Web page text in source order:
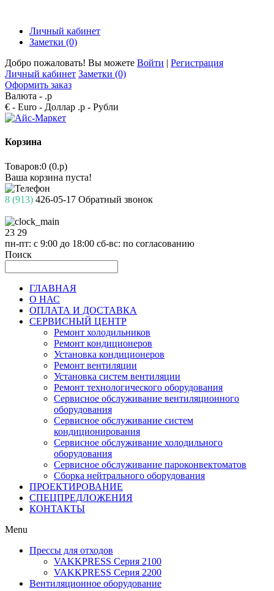
Личный кабинет
Заметки (0)
Добро пожаловать! Вы можете Войти | Регистрация
Личный кабинет Заметки (0)
Оформить заказ
Валюта - .р
€ - Euro - Доллар .р - Рубли
Корзина
Товаров:0 (0.р)
Ваша корзина пуста!
8 (913) 426-05-17 Обратный звонок
23 29
пн-пт: с 9:00 до 18:00 сб-вс: по согласованию
Поиск
ГЛАВНАЯ
О НАС
ОПЛАТА И ДОСТАВКА
СЕРВИСНЫЙ ЦЕНТР
Ремонт холодильников
Ремонт кондиционеров
Установка кондиционеров
Ремонт вентиляции
Установка систем вентиляции
Ремонт технологического оборудования
Cервисное обслуживание вентиляционного
оборудования
Cервисное обслуживание систем
кондиционирования
Cервисное обслуживание холодильного
оборудования
Сервисное обслуживание пароконвектоматов
Сборка нейтрального оборудования
ПРОЕКТИРОВАНИЕ
СПЕЦПРЕДЛОЖЕНИЯ
КОНТАКТЫ
Menu
Прессы для отходов
VAKKPRESS Серия 2100
VAKKPRESS Серия 2200
Вентиляционное оборудование